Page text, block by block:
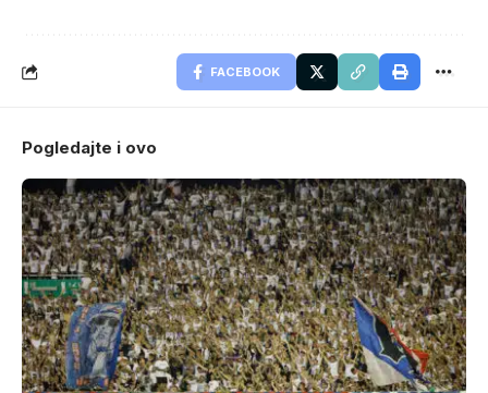
FACEBOOK
Pogledajte i ovo